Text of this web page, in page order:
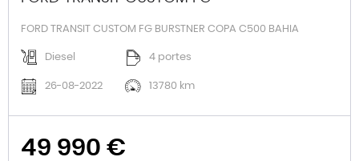
FORD TRANSIT CUSTOM FG BURSTNER COPA C500 BAHIA
Diesel 4 portes
26-08-2022 13780 km
49 990 €